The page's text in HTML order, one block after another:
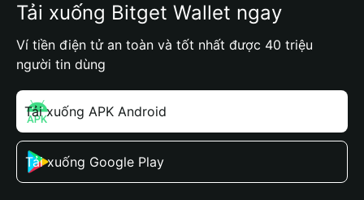
Tải xuống Bitget Wallet ngay
Ví tiền điện tử an toàn và tốt nhất được 40 triệu
người tin dùng
Tải xuống APK Android
Tải xuống Google Play